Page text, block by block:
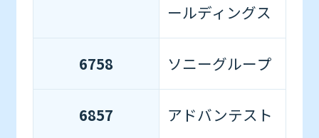
ールディングス
6758 ソニーグループ
6857 アドバンテスト